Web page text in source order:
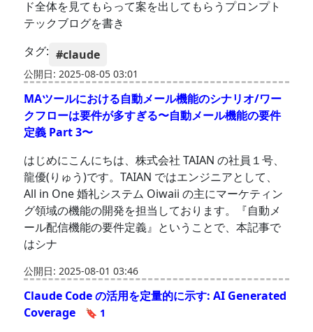
ド全体を見てもらって案を出してもらうプロンプト
テックブログを書き
タグ: #claude
公開日: 2025-08-05 03:01
MAツールにおける自動メール機能のシナリオ/ワー
クフローは要件が多すぎる〜自動メール機能の要件
定義 Part 3〜
はじめにこんにちは、株式会社 TAIAN の社員１号、
龍優(りゅう)です。TAIAN ではエンジニアとして、
All in One 婚礼システム Oiwaii の主にマーケティン
グ領域の機能の開発を担当しております。『自動メ
ール配信機能の要件定義』ということで、本記事で
はシナ
公開日: 2025-08-01 03:46
Claude Code の活用を定量的に示す: AI Generated
Coverage
🔖 1